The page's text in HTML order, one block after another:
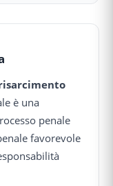
è una
penale
favorevole